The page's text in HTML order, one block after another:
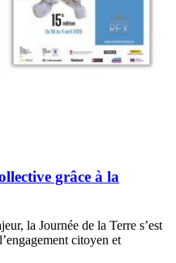
grâce à la
la Journée de la Terre s’est
citoyen et